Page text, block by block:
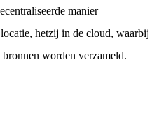
manier
hetzij in de cloud, waarbij
worden verzameld.